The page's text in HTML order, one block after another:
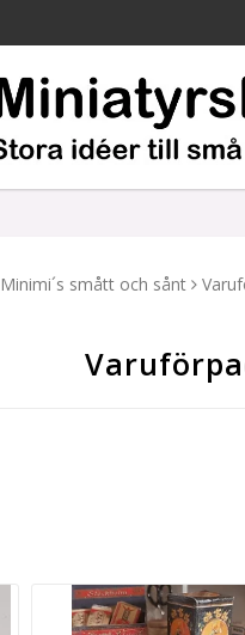
Minimi´s smått och sånt